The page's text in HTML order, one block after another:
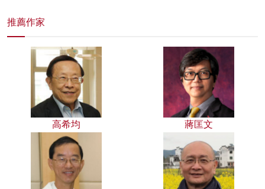
推薦作家
高希均 蔣匡文